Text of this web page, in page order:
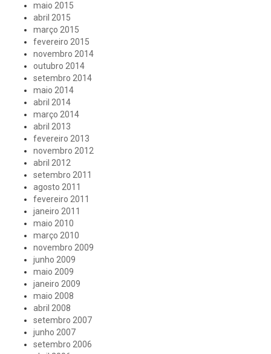
maio 2015
abril 2015
março 2015
fevereiro 2015
novembro 2014
outubro 2014
setembro 2014
maio 2014
abril 2014
março 2014
abril 2013
fevereiro 2013
novembro 2012
abril 2012
setembro 2011
agosto 2011
fevereiro 2011
janeiro 2011
maio 2010
março 2010
novembro 2009
junho 2009
maio 2009
janeiro 2009
maio 2008
abril 2008
setembro 2007
junho 2007
setembro 2006